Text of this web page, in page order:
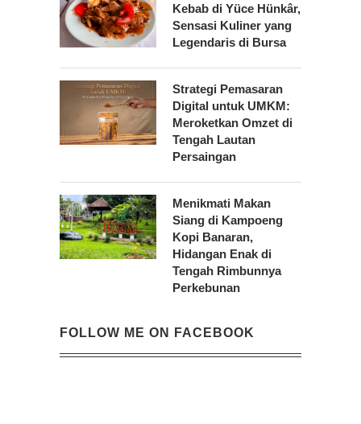
Kebab di Yüce Hünkâr,
Sensasi Kuliner yang
Legendaris di Bursa
Strategi Pemasaran
Digital untuk UMKM:
Meroketkan Omzet di
Tengah Lautan
Persaingan
Menikmati Makan
Siang di Kampoeng
Kopi Banaran,
Hidangan Enak di
Tengah Rimbunnya
Perkebunan
FOLLOW ME ON FACEBOOK